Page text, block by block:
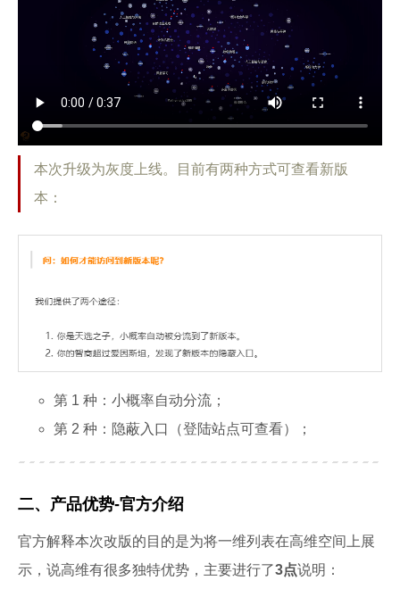
本次升级为灰度上线。目前有两种方式可查看新版
本：
第 1 种：小概率自动分流；
第 2 种：隐蔽入口（登陆站点可查看）；
二、产品优势-官方介绍
官方解释本次改版的目的是为将一维列表在高维空间上展
示，说高维有很多独特优势，主要进行了3点说明：